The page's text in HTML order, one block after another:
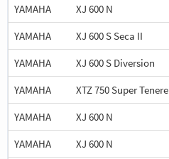
YAMAHA
XJ 600 N
YAMAHA
XJ 600 S Seca II
YAMAHA
XJ 600 S Diversion
YAMAHA
XTZ 750 Super Tenere
YAMAHA
XJ 600 N
YAMAHA
XJ 600 N